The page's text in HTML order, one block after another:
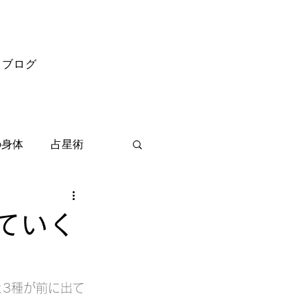
ブログ
体 占星術
いく
種が前に出て